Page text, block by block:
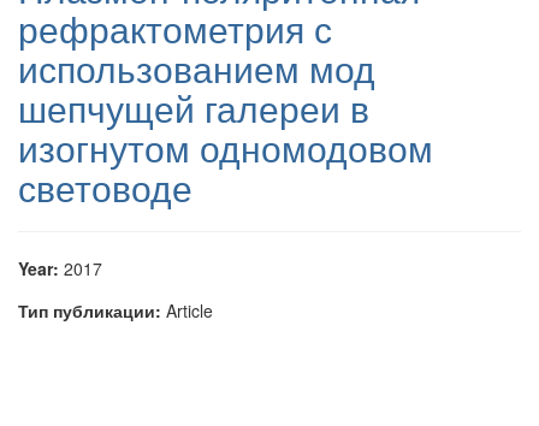
рефрактометрия с
использованием мод
шепчущей галереи в
изогнутом одномодовом
световоде
Year: 2017
Тип публикации: Article